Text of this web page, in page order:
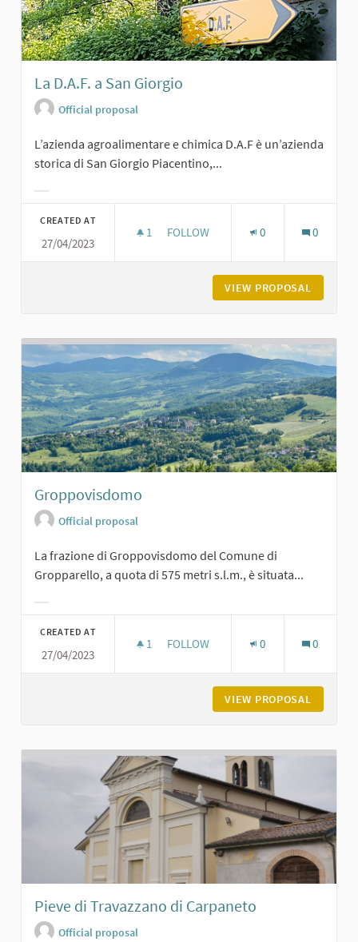
La D.A.F. a San Giorgio
Official proposal
L’azienda agroalimentare e chimica D.A.F è un’azienda
storica di San Giorgio Piacentino,...
CREATED AT
27/04/2023
1 1 FOLLOWER
FOLLOW 0 0
VIEW PROPOSAL
Groppovisdomo
Official proposal
La frazione di Groppovisdomo del Comune di
Gropparello, a quota di 575 metri s.l.m., è situata...
CREATED AT
27/04/2023
1 1 FOLLOWER
FOLLOW 0 0
VIEW PROPOSAL
Pieve di Travazzano di Carpaneto
Official proposal